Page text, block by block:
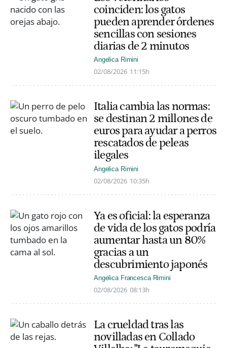
coinciden: los gatos
pueden aprender órdenes
sencillas con sesiones
diarias de 2 minutos
Angelica Rimini
02/08/2026 11:15h
Italia cambia las normas:
se destinan 2 millones de
euros para ayudar a perros
rescatados de peleas
ilegales
Angelica Rimini
02/08/2026 10:35h
Ya es oficial: la esperanza
de vida de los gatos podría
aumentar hasta un 80%
gracias a un
descubrimiento japonés
Angelica Francesca Rimini
02/08/2026 08:13h
La crueldad tras las
novilladas en Collado